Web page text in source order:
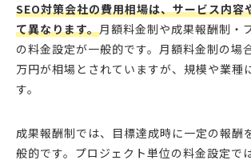
SEO対策会社の費用相場は、サービス内容
て異なります。月額料金制や成果報酬制・
の料金設定が一般的です。月額料金制の場
万円が相場とされていますが、規模や業種
す。
成果報酬制では、目標達成時に一定の報酬
般的です。プロジェクト単位の料金設定で